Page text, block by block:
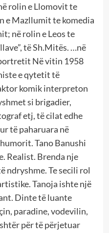
rolin e Llomovit te
e Mazllumit te komedia
në rolin e Leos te
të Sh.Mitës. …në
Në vitin 1958
e qytetit të
komik interpreton
si brigadier,
etj, të cilat edhe
të paharuara në
Tano Banushi
Realist. Brenda nje
ndryshme. Te secili rol
Tanoja ishte një
Dinte të luante
paradine, vodevilin,
për të përjetuar